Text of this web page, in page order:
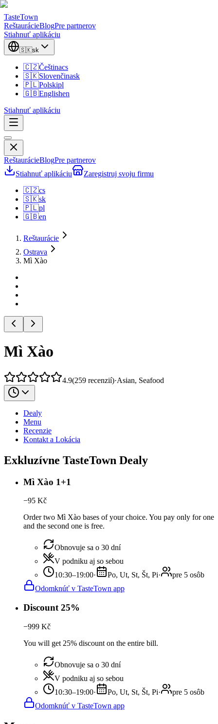
TasteTown
ReštaurácieBlogPre partnerov
Stiahnuť aplikáciu
🇸🇰sk
🇨🇿Češtinacs
🇸🇰Slovenčinask
🇵🇱Polskipl
🇬🇧Englishen
Stiahnuť aplikáciu
ReštaurácieBlogPre partnerov
Stiahnuť aplikáciu
Zaregistruj svoju firmu
🇨🇿cs
🇸🇰sk
🇵🇱pl
🇬🇧en
Reštaurácie
Ostrava
Mì Xào
Mì Xào
4.9(259 recenzií)·Asian, Seafood
Dealy
Menu
Recenzie
Kontakt a Lokácia
Exkluzívne TasteTown Dealy
Mì Xào 1+1
−95 Kč
Order two Mì Xào bases of your choice. You pay only for one
and the second one is free.
Obnovuje sa o 30 dní
V podniku aj so sebou
10:30–19:00· Po, Ut, St, Št, Pi·
pre 5 osôb
Odomknúť v TasteTown app
Discount 25%
−999 Kč
You will get 25% discount on the entire bill.
Obnovuje sa o 30 dní
V podniku aj so sebou
10:30–19:00· Po, Ut, St, Št, Pi·
pre 5 osôb
Odomknúť v TasteTown app